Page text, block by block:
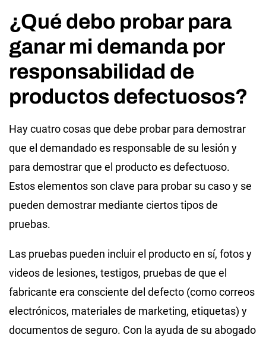
¿Qué debo probar para
ganar mi demanda por
responsabilidad de
productos defectuosos?
Hay cuatro cosas que debe probar para demostrar
que el demandado es responsable de su lesión y
para demostrar que el producto es defectuoso.
Estos elementos son clave para probar su caso y se
pueden demostrar mediante ciertos tipos de
pruebas.
Las pruebas pueden incluir el producto en sí, fotos y
videos de lesiones, testigos, pruebas de que el
fabricante era consciente del defecto (como correos
electrónicos, materiales de marketing, etiquetas) y
documentos de seguro. Con la ayuda de su abogado